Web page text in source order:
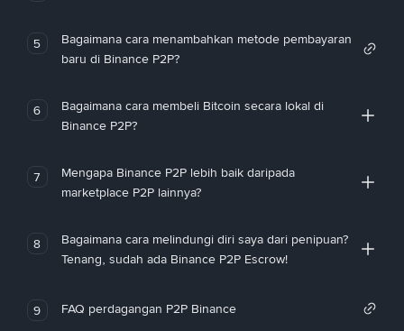
5
Bagaimana cara menambahkan metode pembayaran
baru di Binance P2P?
6
Bagaimana cara membeli Bitcoin secara lokal di
Binance P2P?
7
Mengapa Binance P2P lebih baik daripada
marketplace P2P lainnya?
8
Bagaimana cara melindungi diri saya dari penipuan?
Tenang, sudah ada Binance P2P Escrow!
9 FAQ perdagangan P2P Binance